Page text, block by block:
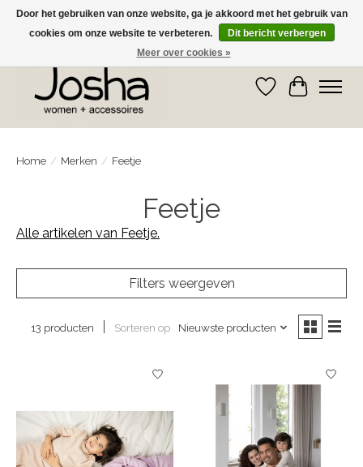
GRATIS OPHALEN IN DE WINKEL EN GRATIS VERZENDING VANAF € 75,00
Verlanglijst
Home / Merken / Feetje
Feetje
Alle artikelen van Feetje.
Filters weergeven
13 producten Sorteren op Nieuwste producten
Door het gebruiken van onze website, ga je akkoord met het gebruik van
cookies om onze website te verbeteren.
Dit bericht verbergen
Meer over cookies »